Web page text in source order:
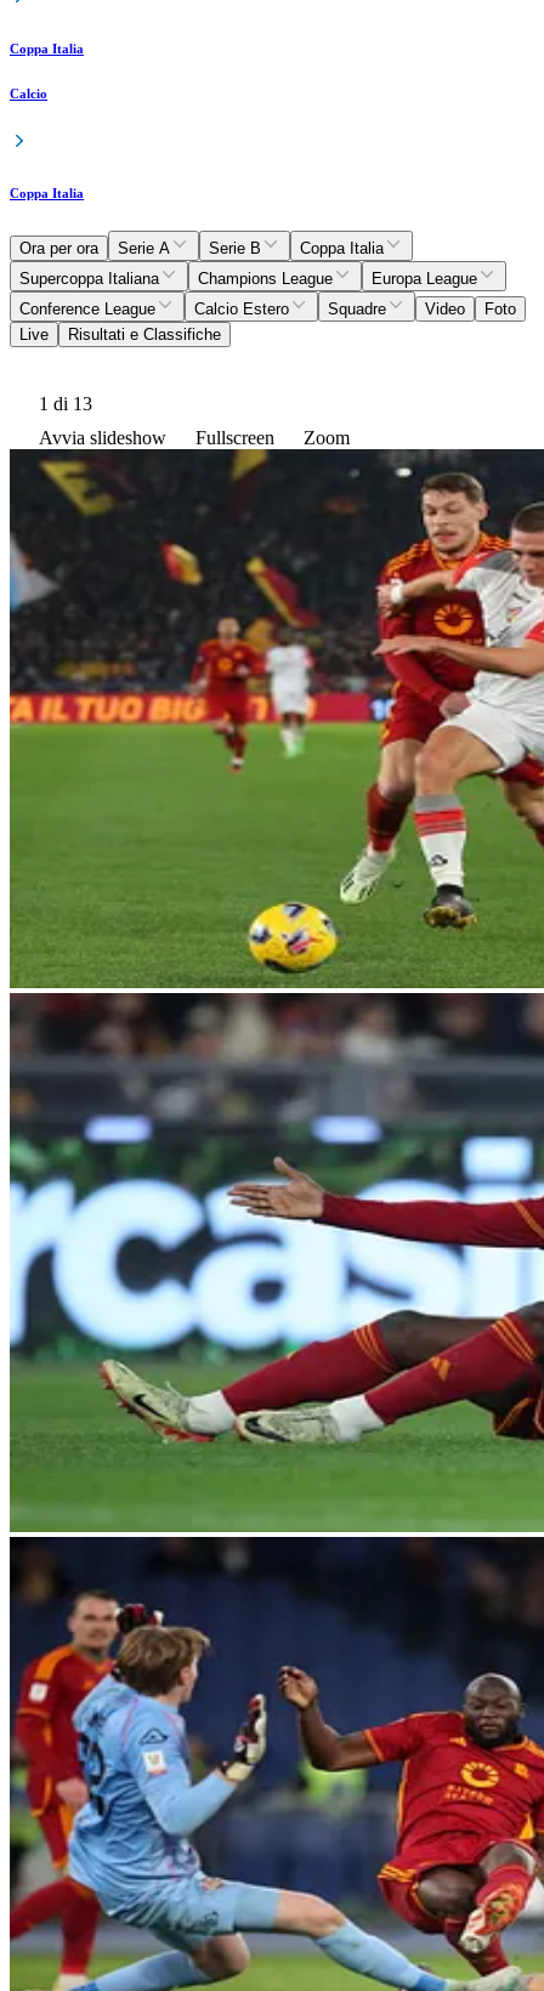
Coppa Italia
Calcio
Coppa Italia
Ora per ora Serie A Serie B
Coppa Italia
Supercoppa Italiana
Champions League
Europa League
Conference League
Calcio Estero Squadre Video
Foto
Live
Risultati e Classifiche
1 di 13
Avvia slideshow
Fullscreen Zoom